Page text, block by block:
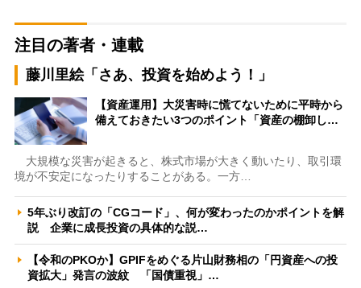
注目の著者・連載
藤川里絵「さあ、投資を始めよう！」
【資産運用】大災害時に慌てないために平時から
備えておきたい3つのポイント「資産の棚卸し…
大規模な災害が起きると、株式市場が大きく動いたり、取引環
境が不安定になったりすることがある。一方…
5年ぶり改訂の「CGコード」、何が変わったのかポイントを解
説 企業に成長投資の具体的な説…
【令和のPKOか】GPIFをめぐる片山財務相の「円資産への投
資拡大」発言の波紋 「国債重視」…